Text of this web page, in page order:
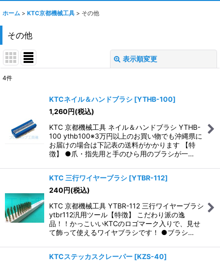
ホーム > KTC京都機械工具 > その他
その他
表示順変更
絞り込む
4件
KTCネイル＆ハンドブラシ [YTHB-100]
1,260円(税込)
KTC 京都機械工具 ネイル＆ハンドブラシ YTHB-
100 ythb100※3万円以上のお買い物でも沖縄県に
お届けの場合は下記表の送料がかかります 【特
徴】 ●爪・指先用と手のひら用のブラシが一…
KTC 三行ワイヤーブラシ [YTBR-112]
240円(税込)
KTC 京都機械工具 YTBR-112 三行ワイヤーブラシ
ytbr112汎用ツール【特徴】 こだわり派の逸
品！！かっこいいKTCのロゴマーク入りで、見せ
て飾って使えるワイヤブラシです！ ●ブラシ…
KTCステッカスクレーパー [KZS-40]